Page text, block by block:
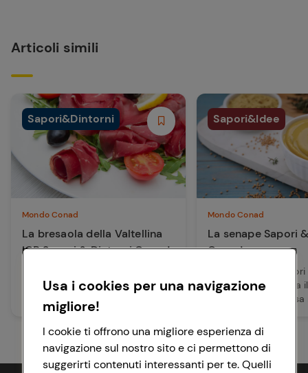
Articoli simili
Sapori&Dintorni
Mondo Conad
La bresaola della Valtellina
IGP Sapori & Dintorni Conad
bresaola della Valtellina Igp,
senza glutine e a bassissimo
conte...
Sapori&Idee
Mondo Conad
La senape Sapori
Conad
Con la senape
Conad porti a tavola
unico di questa
Usa i cookies per una navigazione
migliore!
I cookie ti offrono una migliore esperienza di
navigazione sul nostro sito e ci permettono di
suggerirti contenuti interessanti per te. Quelli